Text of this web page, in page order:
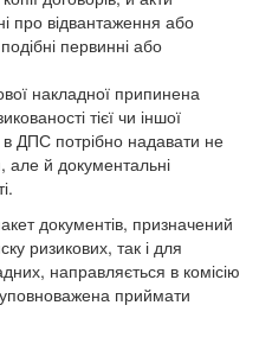
про відвантаження або
первинні або
накладної припинена
тієї чи іншої
в ДПС потрібно надавати не
але й документальні
документів, призначений
ризикових, так і для
направляється в комісію
приймати